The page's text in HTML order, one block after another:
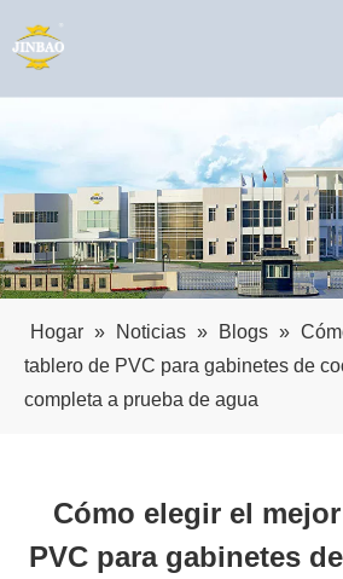
Hogar » Noticias » Blogs »
tablero de PVC para gabinetes de
completa a prueba de agua
Cómo elegir el
PVC para gabinetes